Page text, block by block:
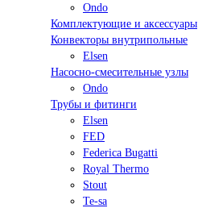
Ondo
Комплектующие и аксессуары
Конвекторы внутрипольные
Elsen
Насосно-смесительные узлы
Ondo
Трубы и фитинги
Elsen
FED
Federica Bugatti
Royal Thermo
Stout
Te-sa